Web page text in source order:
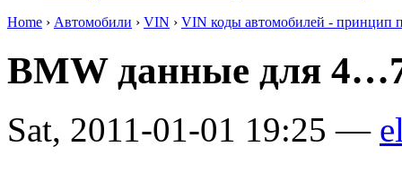
Home › Автомобили › VIN › VIN коды автомобилей - принцип
BMW данные для
Sat, 2011-01-01 19:25 —